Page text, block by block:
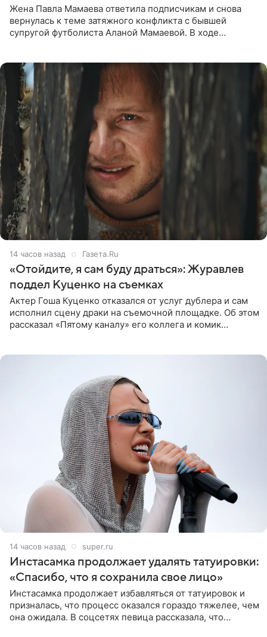
Жена Павла Мамаева ответила подписчикам и снова
вернулась к теме затяжного конфликта с бывшей
супругой футболиста Аланой Мамаевой. В ходе
14 часов назад Газета.Ru
«Отойдите, я сам буду драться»: Журавлев
поддел Куценко на съемках
Актер Гоша Куценко отказался от услуг дублера и сам
исполнил сцену драки на съемочной площадке. Об этом
рассказал «Пятому каналу» его коллега и комик
14 часов назад super.ru
Инстасамка продолжает удалять татуировки:
«Спасибо, что я сохранила свое лицо»
Инстасамка продолжает избавляться от татуировок и
призналась, что процесс оказался гораздо тяжелее, чем
она ожидала. В соцсетях певица рассказала, что